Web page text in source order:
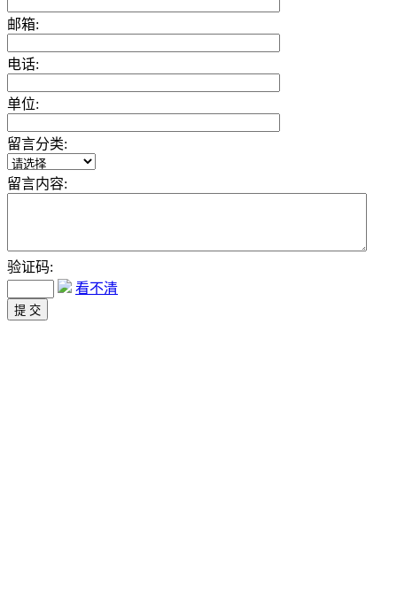
邮箱:
电话:
单位:
留言分类:
留言内容:
验证码:
看不清